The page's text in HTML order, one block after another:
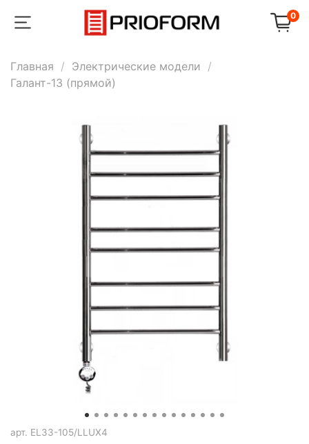
0
Главная
Электрические модели
Галант-13 (прямой)
арт. EL33-105/LLUX4